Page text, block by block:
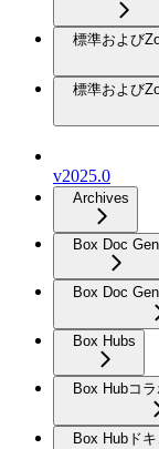
標準および
標準および
v2025.0
Archives
Box Doc Gen
Box Doc
Box Hubs
Box Hubコ
Box Hubド